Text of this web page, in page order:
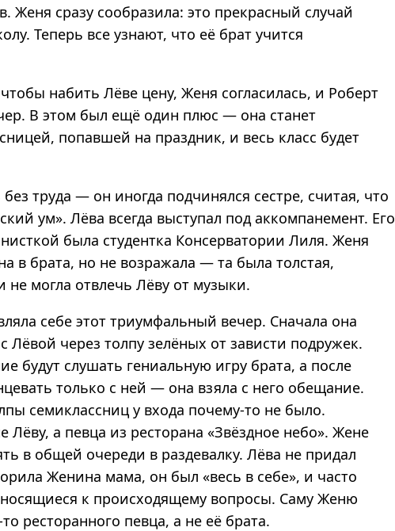
Женя сразу сообразила: это прекрасный случай
Теперь все узнают, что её брат учится
набить Лёве цену, Женя согласилась, и Роберт
В этом был ещё один плюс — она станет
попавшей на праздник, и весь класс будет
труда — он иногда подчинялся сестре, считая, что
ум». Лёва всегда выступал под аккомпанемент. Его
была студентка Консерватории Лиля. Женя
в брата, но не возражала — та была толстая,
не могла отвлечь Лёву от музыки.
себе этот триумфальный вечер. Сначала она
Лёвой через толпу зелёных от зависти подружек.
будут слушать гениальную игру брата, а после
только с ней — она взяла с него обещание.
семиклассниц у входа почему-то не было.
Лёву, а певца из ресторана «Звёздное небо». Жене
в общей очереди в раздевалку. Лёва не придал
Женина мама, он был «весь в себе», и часто
к происходящему вопросы. Саму Женю
ресторанного певца, а не её брата.